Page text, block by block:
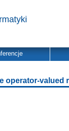
operator-valued